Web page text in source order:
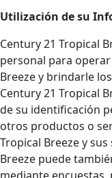
Utilización de su
Century 21 Tropical
personal para
Breeze y brindarle
Century 21 Tropical
de su identificación
otros productos o
Tropical Breeze y
Breeze puede